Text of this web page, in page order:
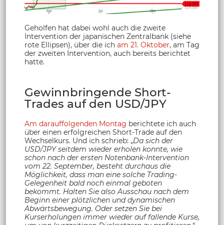
Geholfen hat dabei wohl auch die zweite
Intervention der japanischen Zentralbank (siehe
rote Ellipsen), über die ich am 21. Oktober, am Tag
der zweiten Intervention, auch bereits berichtet
hatte.
Gewinnbringende Short-
Trades auf den USD/JPY
Am darauffolgenden Montag berichtete ich auch
über einen erfolgreichen Short-Trade auf den
Wechselkurs. Und ich schrieb: „Da sich der
USD/JPY seitdem wieder erholen konnte, wie
schon nach der ersten Notenbank-Intervention
vom 22. September, besteht durchaus die
Möglichkeit, dass man eine solche Trading-
Gelegenheit bald noch einmal geboten
bekommt. Halten Sie also Ausschau nach dem
Beginn einer plötzlichen und dynamischen
Abwärtsbewegung. Oder setzen Sie bei
Kurserholungen immer wieder auf fallende Kurse,